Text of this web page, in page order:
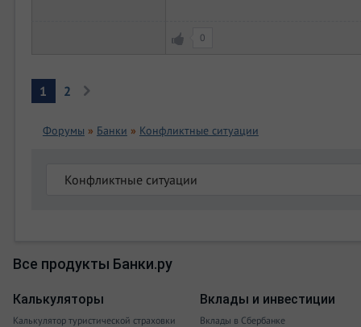
0
1 2
Форумы » Банки » Конфликтные ситуации
Все продукты Банки.ру
Калькуляторы
Калькулятор туристической страховки
Вклады и инвестиции
Вклады в Сбербанке